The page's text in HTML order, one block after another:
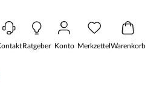
Ratgeber Konto MerkzettelWarenkorb